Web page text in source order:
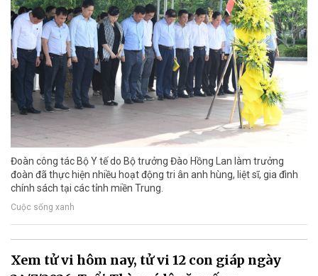
Đoàn công tác Bộ Y tế do Bộ trưởng Đào Hồng Lan làm trưởng
đoàn đã thực hiện nhiều hoạt động tri ân anh hùng, liệt sĩ, gia đình
chính sách tại các tỉnh miền Trung.
Cuộc sống xanh
Xem tử vi hôm nay, tử vi 12 con giáp ngày